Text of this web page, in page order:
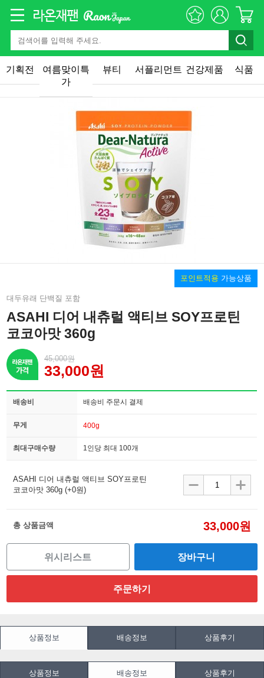
기획전
여름맞이특
가
뷰티 서플리먼트 건강제품 식품
포인트적용 가능상품
대두유래 단백질 포함
ASAHI 디어 내츄럴 액티브 SOY프로틴
코코아맛 360g
45,000원
33,000원
배송비 배송비 주문시 결제
무게 400g
최대구매수량 1인당 최대 100개
ASAHI 디어 내츄럴 액티브 SOY프로틴
코코아맛 360g (+0원)
총 상품금액 33,000원
위시리스트
상품정보 배송정보 상품후기
상품정보 배송정보 상품후기